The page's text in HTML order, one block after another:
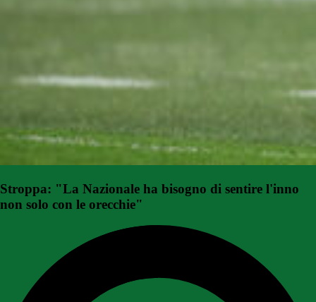
Stroppa: "La Nazionale ha bisogno di sentire l'inno
non solo con le orecchie"